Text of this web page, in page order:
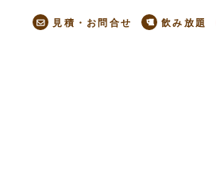
見積・お問合せ 飲み放題